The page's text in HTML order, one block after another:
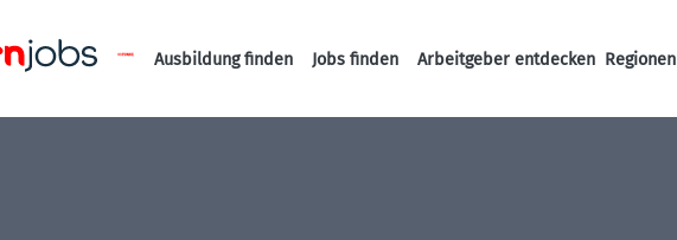
Haupt-Navigation
Ausbildung finden Jobs finden Arbeitgeber entdecken Regionen